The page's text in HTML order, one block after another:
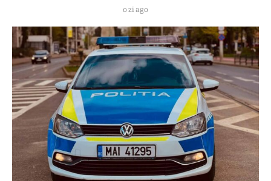
o zi ago